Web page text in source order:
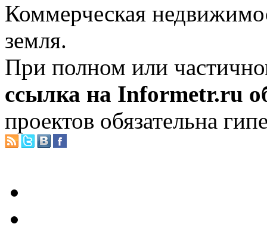
Коммерческая
земля.
При полном или
ссылка на Informetr.ru
проектов обязательна